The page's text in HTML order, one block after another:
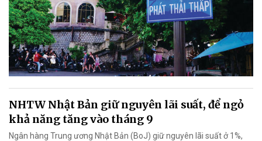
NHTW Nhật Bản giữ nguyên lãi suất, để ngỏ
khả năng tăng vào tháng 9
Ngân hàng Trung ương Nhật Bản (BoJ) giữ nguyên lãi suất ở 1%,